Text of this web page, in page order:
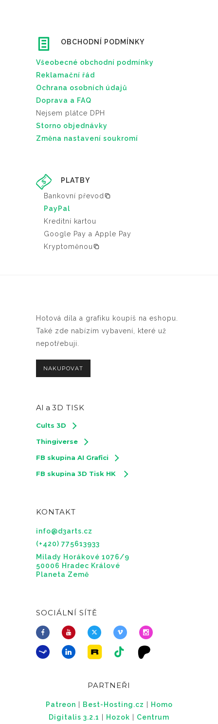
OBCHODNÍ PODMÍNKY
Všeobecné obchodní podmínky
Reklamační řád
Ochrana osobních údajů
Doprava a FAQ
Nejsem plátce DPH
Storno objednávky
Změna nastavení soukromí
PLATBY
Bankovní převod
PayPal
Kreditní kartou
Google Pay a Apple Pay
Kryptoměnou
Hotová díla a grafiku koupíš na eshopu.
Také zde nabízím vybavení, které už
nepotřebuji.
NAKUPOVAT
AI a 3D TISK
Cults 3D
Thingiverse
FB skupina AI Grafici
FB skupina 3D Tisk HK
KONTAKT
info@d3arts.cz
(+420) 775613933
Milady Horákové 1076/9
50006 Hradec Králové
Planeta Země
SOCIÁLNÍ SÍTĚ
PARTNEŘI
Patreon Best-Hosting.cz
Homo
Digitalis 3.2.1
Hozok Centrum